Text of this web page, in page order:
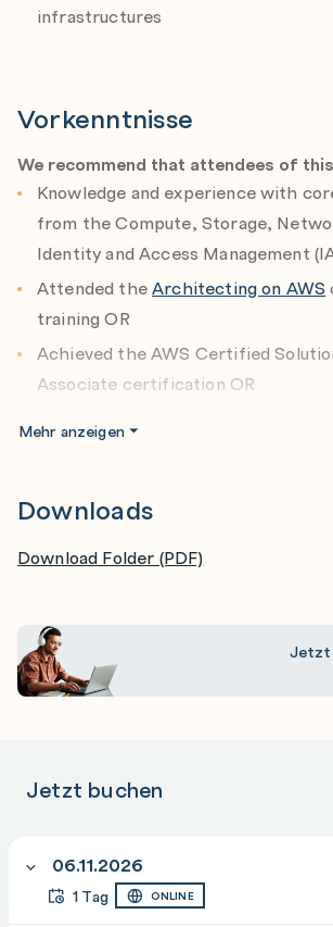
infrastructures
Vorkenntnisse
We recommend that attendees of
Knowledge and experience with
from the Compute, Storage,
Identity and Access Management
Attended theArchitecting on AWS
training OR
Achieved the AWS Certified
Associate certification OR
Mehr anzeigen
Downloads
Download Folder (PDF)
Jetzt
Jetzt buchen
06.11.2026
1 Tag ONLINE